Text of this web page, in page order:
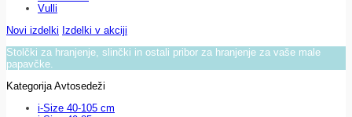
Vulli
Novi izdelki Izdelki v akciji
Stolčki za hranjenje, slinčki in ostali pribor za hranjenje za vaše male
papavčke.
Kategorija Avtosedeži
i-Size 40-105 cm